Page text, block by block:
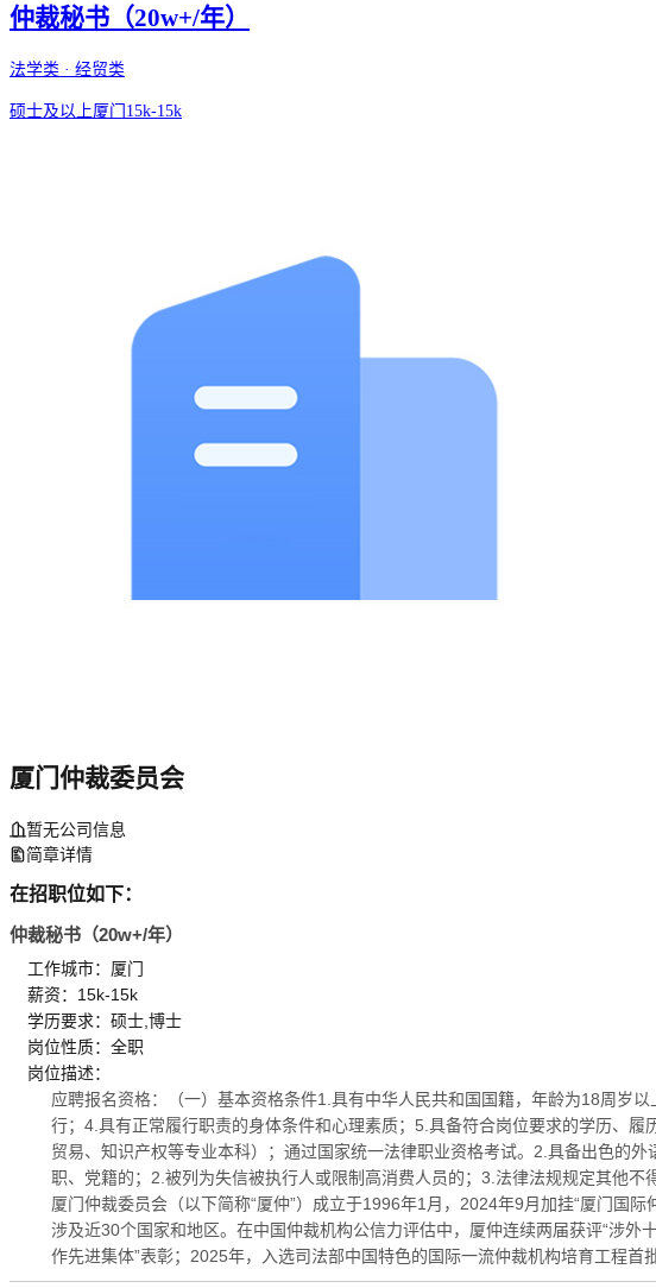
仲裁秘书（20w+/年）
法学类 · 经贸类
硕士及以上厦门 15k-15k
厦门仲裁委员会
暂无公司信息
简章详情
在招职位如下：
仲裁秘书（20w+/年）
工作城市：厦门
薪资：15k-15k
学历要求：硕士,博士
岗位性质：全职
岗位描述：
应聘报名资格：（一）基本资格条件1.具有中华人民共和国国籍，年龄为‌18周岁
行；4.具有正常履行职责的身体条件和心理素质；5.具备符合岗位要求的学历、
贸易、知识产权等专业本科）；通过国家统一法律职业资格考试。2.具备出色的
职、党籍的；2.被列为失信被执行人或限制高消费人员的；3.法律法规规定其他
厦门仲裁委员会（以下简称“厦仲”）成立于1996年1月，2024年9月加挂“厦门国
涉及近30个国家和地区。在中国仲裁机构公信力评估中，厦仲连续两届获评“涉外
作先进集体”表彰；2025年，入选司法部中国特色的国际一流仲裁机构培育工程首